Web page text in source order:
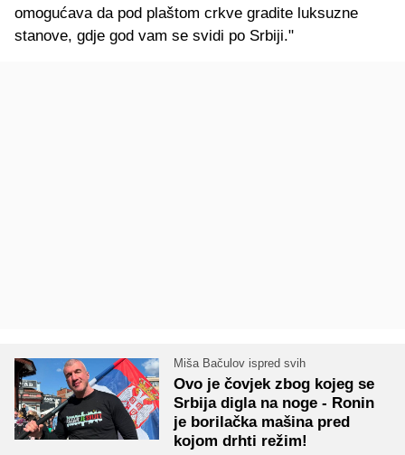
omogućava da pod plaštom crkve gradite luksuzne
stanove, gdje god vam se svidi po Srbiji."
Miša Bačulov ispred svih
Ovo je čovjek zbog kojeg se
Srbija digla na noge - Ronin
je borilačka mašina pred
kojom drhti režim!